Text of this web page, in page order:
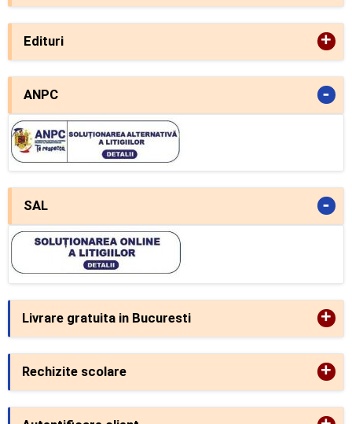
Edituri +
ANPC -
SAL -
Livrare gratuita in Bucuresti +
Rechizite scolare +